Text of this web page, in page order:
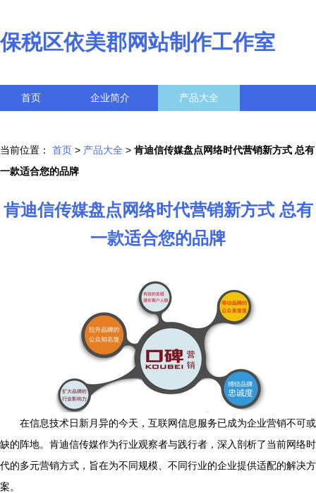
保税区依美郡网站制作工作室
首页 企业简介 产品大全
当前位置： 首页 > 产品大全 > 肯迪信传媒盘点网络时代营销新方式 总有
一款适合您的品牌
肯迪信传媒盘点网络时代营销新方式 总有
一款适合您的品牌
在信息技术日新月异的今天，互联网信息服务已成为企业营销不可或
缺的阵地。肯迪信传媒作为行业观察者与践行者，深入剖析了当前网络时
代的多元营销方式，旨在为不同规模、不同行业的企业提供适配的解决方
案。